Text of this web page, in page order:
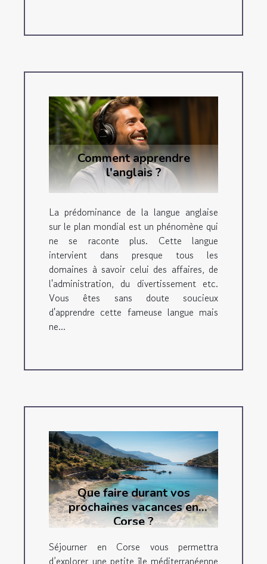
Comment apprendre
l'anglais ?
La prédominance de la langue anglaise
sur le plan mondial est un phénomène qui
ne se raconte plus. Cette langue
intervient dans presque tous les
domaines à savoir celui des affaires, de
l'administration, du divertissement etc.
Vous êtes sans doute soucieux
d'apprendre cette fameuse langue mais
ne...
Que faire durant vos
prochaines vacances en
Corse ?
Séjourner en Corse vous permettra